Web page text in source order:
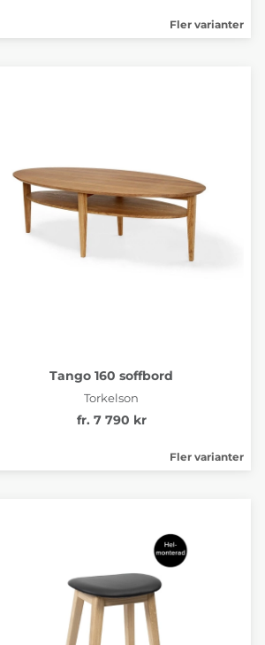
Fler varianter
Tango 160 soffbord
Torkelson
fr. 7 790 kr
Fler varianter